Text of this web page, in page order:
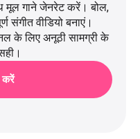
मूल गाने जेनरेट करें। बोल,
संगीत वीडियो बनाएं।
के लिए अनूठी सामग्री के
करें